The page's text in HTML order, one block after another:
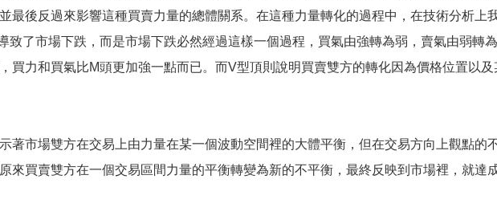
最後反過來影響這種買賣力量的總體關系。在這種力量轉化的過程中，在技術分析上
致了市場下跌，而是市場下跌必然經過這樣一個過程，買氣由強轉為弱，賣氣由弱轉
買力和買氣比M頭更加強一點而已。而V型頂則說明買賣雙方的轉化因為價格位置以
市場雙方在交易上由力量在某一個波動空間裡的大體平衡，但在交易方向上觀點的
來買賣雙方在一個交易區間力量的平衡轉變為新的不平衡，最終反映到市場裡，就達